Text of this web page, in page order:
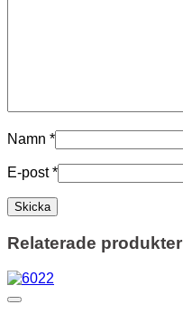
Namn *
E-post*
Relaterade produkter